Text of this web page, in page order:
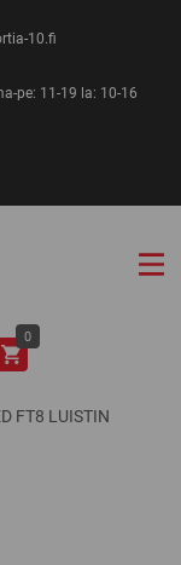
10.fi
pe: 11-19 la: 10-16
0
FT8 LUISTIN